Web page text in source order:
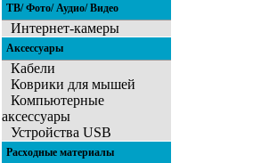
ТВ/ Фото/ Аудио/ Видео
Интернет-камеры
Аксессуары
Кабели
Коврики для мышей
Компьютерные
аксессуары
Устройства USB
Расходные материалы